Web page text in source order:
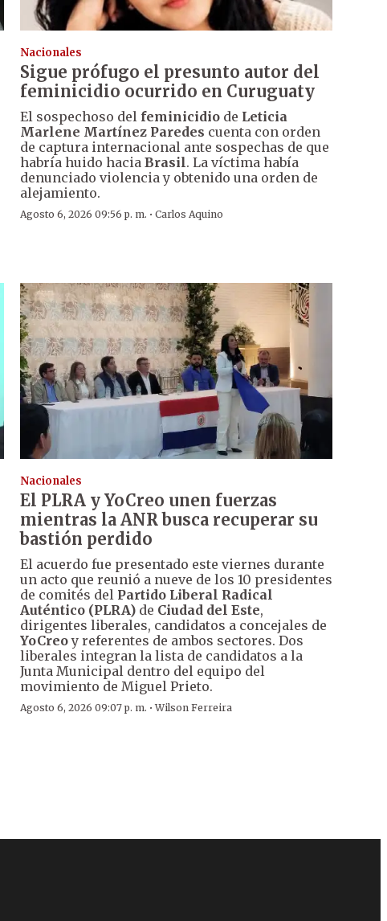
Nacionales
Sigue prófugo el presunto autor del
feminicidio ocurrido en Curuguaty
El sospechoso del feminicidiode Leticia
Marlene Martínez Paredes cuenta con orden
de captura internacional ante sospechas de que
habría huido hacia Brasil. La víctima había
denunciado violencia y obtenido una orden de
alejamiento.
Agosto 6, 2026 09:56 p. m. · Carlos Aquino
Nacionales
El PLRA y YoCreo unen fuerzas
mientras la ANR busca recuperar su
bastión perdido
El acuerdo fue presentado este viernes durante
un acto que reunió a nueve de los 10 presidentes
de comités del Partido Liberal Radical
Auténtico (PLRA)de Ciudad del Este,
dirigentes liberales, candidatos a concejales de
YoCreoy referentes de ambos sectores. Dos
liberales integran la lista de candidatos a la
Junta Municipal dentro del equipo del
movimiento de Miguel Prieto.
Agosto 6, 2026 09:07 p. m. ·Wilson Ferreira